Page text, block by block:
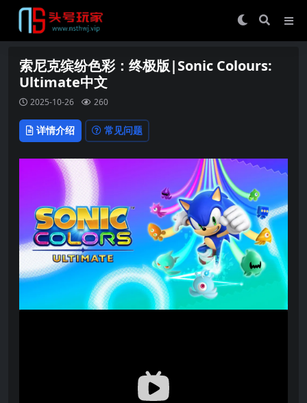
索尼克缤纷色彩：终极版|Sonic Colours:
Ultimate中文
2025-10-26 260
详情介绍 常见问题